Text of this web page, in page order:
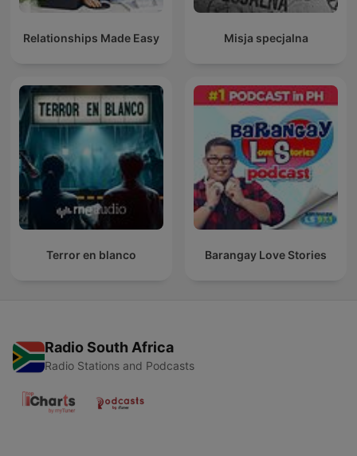
Relationships Made Easy Misja specjalna
Terror en blanco Barangay Love Stories
Radio South Africa
Radio Stations and Podcasts